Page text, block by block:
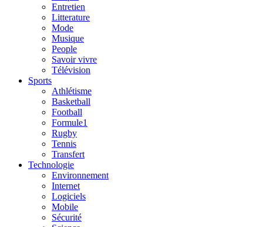
Entretien
Litterature
Mode
Musique
People
Savoir vivre
Télévision
Sports
Athlétisme
Basketball
Football
Formule1
Rugby
Tennis
Transfert
Technologie
Environnement
Internet
Logiciels
Mobile
Sécurité